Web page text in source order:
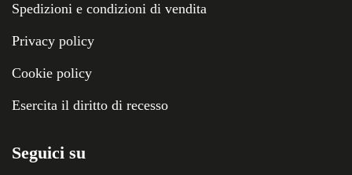
Spedizioni e condizioni di vendita
Privacy policy
Cookie policy
Esercita il diritto di recesso
Seguici su